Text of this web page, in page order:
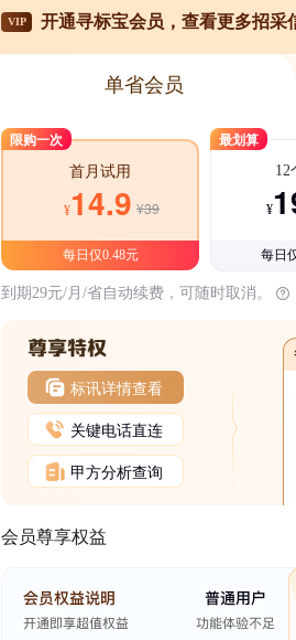
VIP 开通寻标宝会员，查看更多招采
单省会员
限购一次
首月试用
¥14.9 ¥39
每日仅0.48元
最划算
12
¥
每日
到期29元/月/省自动续费，可随时取消。
标讯详情查看
关键电话直连
甲方分析查询
会员尊享权益